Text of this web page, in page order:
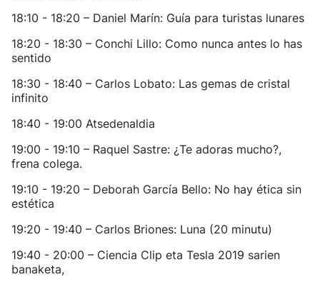
18:10 - 18:20 – Daniel Marín: Guía para turistas lunares
18:20 - 18:30 – Conchi Lillo: Como nunca antes lo has
sentido
18:30 - 18:40 – Carlos Lobato: Las gemas de cristal
infinito
18:40 - 19:00 Atsedenaldia
19:00 - 19:10 – Raquel Sastre: ¿Te adoras mucho?,
frena colega.
19:10 - 19:20 – Deborah García Bello: No hay ética sin
estética
19:20 - 19:40 – Carlos Briones: Luna (20 minutu)
19:40 - 20:00 – Ciencia Clip eta Tesla 2019 sarien
banaketa,